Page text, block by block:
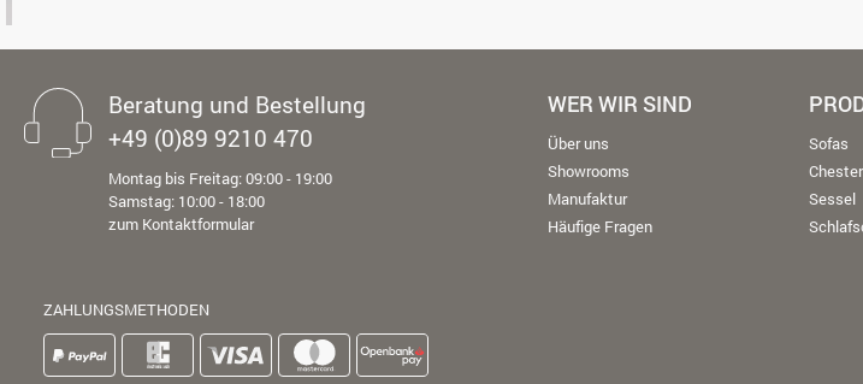
Beratung und Bestellung
+49 (0)89 9210 470
Montag bis Freitag: 09:00 - 19:00
Samstag: 10:00 - 18:00
zum Kontaktformular
ZAHLUNGSMETHODEN
WER WIR SIND
Über uns
Showrooms
Manufaktur
Häufige Fragen
Sofas
Sessel